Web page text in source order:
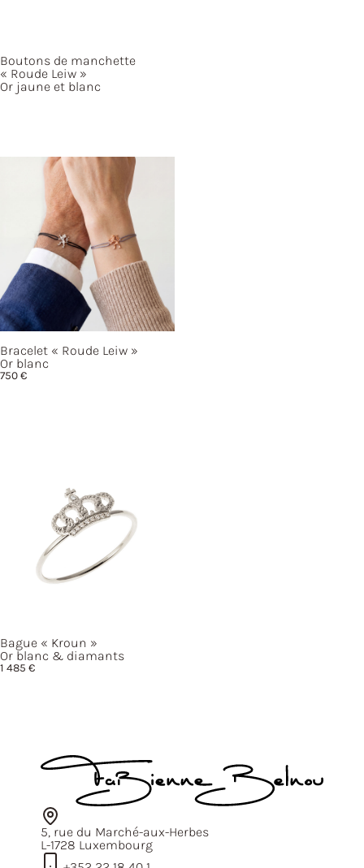
Boutons de manchette
« Roude Leiw »
Or jaune et blanc
Bracelet « Roude Leiw »
Or blanc
750€
Bague « Kroun »
Or blanc & diamants
1 485 €
5, rue du Marché-aux-Herbes
L-1728 Luxembourg